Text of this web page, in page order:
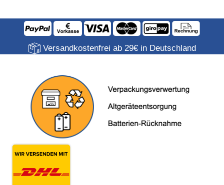
Versandkostenfrei ab 29€ in Deutschland